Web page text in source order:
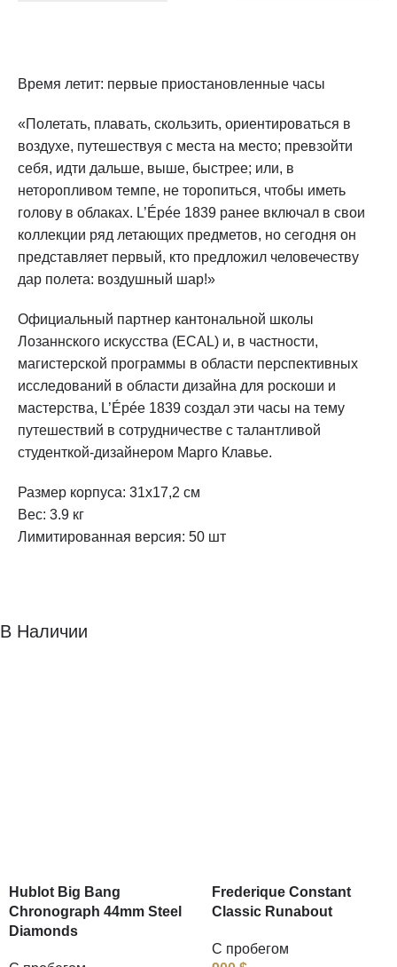
Время летит: первые приостановленные часы
«Полетать, плавать, скользить, ориентироваться в
воздухе, путешествуя с места на место; превзойти
себя, идти дальше, выше, быстрее; или, в
неторопливом темпе, не торопиться, чтобы иметь
голову в облаках. L’Épée 1839 ранее включал в свои
коллекции ряд летающих предметов, но сегодня он
представляет первый, кто предложил человечеству
дар полета: воздушный шар!»
Официальный партнер кантональной школы
Лозаннского искусства (ECAL) и, в частности,
магистерской программы в области перспективных
исследований в области дизайна для роскоши и
мастерства, L’Épée 1839 создал эти часы на тему
путешествий в сотрудничестве с талантливой
студенткой-дизайнером Марго Клавье.
Размер корпуса: 31х17,2 см
Вес: 3.9 кг
Лимитированная версия: 50 шт
В Наличии
Hublot Big Bang
Chronograph 44mm Steel
Diamonds
Frederique Constant
Classic Runabout
С пробегом